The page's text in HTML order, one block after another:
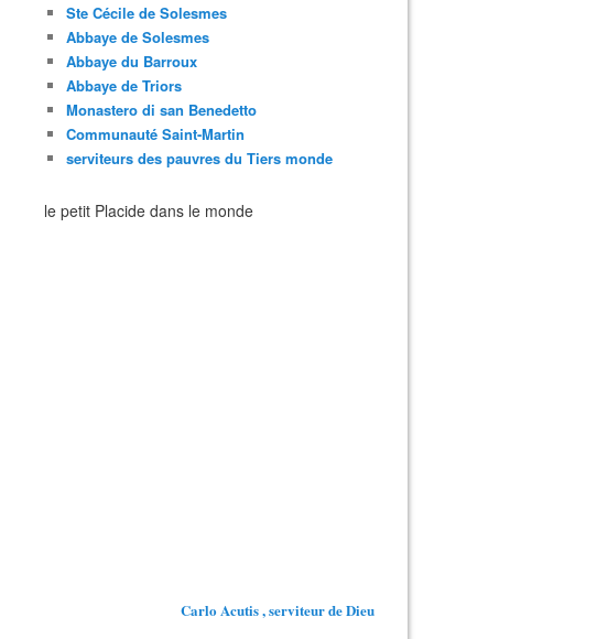
Ste Cécile de Solesmes
Abbaye de Solesmes
Abbaye du Barroux
Abbaye de Triors
Monastero di san Benedetto
Communauté Saint-Martin
serviteurs des pauvres du Tiers monde
le petit Placide dans le monde
Carlo Acutis , serviteur de Dieu